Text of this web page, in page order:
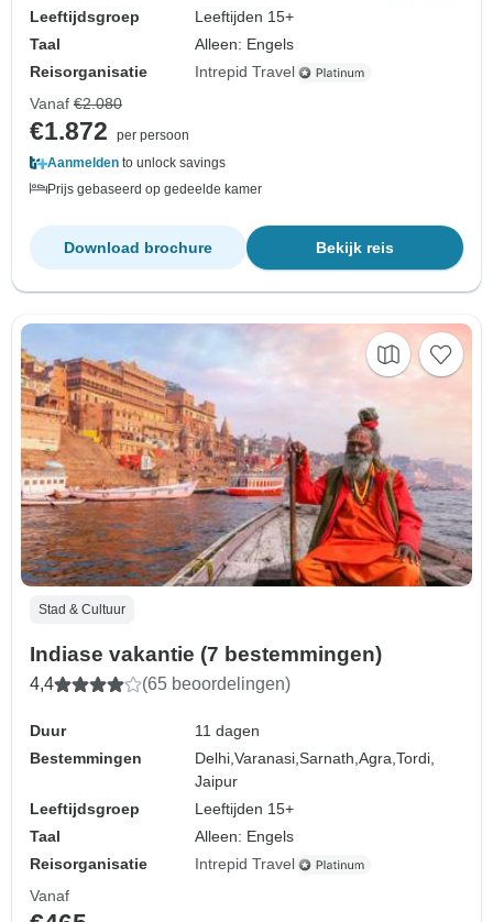
Leeftijdsgroep
Leeftijden 15+
Taal
Alleen: Engels
Reisorganisatie
Intrepid Travel
Vanaf €2.080
€1.872
per persoon
Aanmelden to unlock savings
Prijs gebaseerd op gedeelde kamer
Bekijk reis
Download brochure
Stad & Cultuur
Indiase vakantie (7 bestemmingen)
4,4 (65 beoordelingen)
Duur
11 dagen
Bestemmingen
Delhi,Varanasi,Sarnath,Agra,Tordi,
Jaipur
Leeftijdsgroep
Leeftijden 15+
Taal
Alleen: Engels
Reisorganisatie
Intrepid Travel
Vanaf